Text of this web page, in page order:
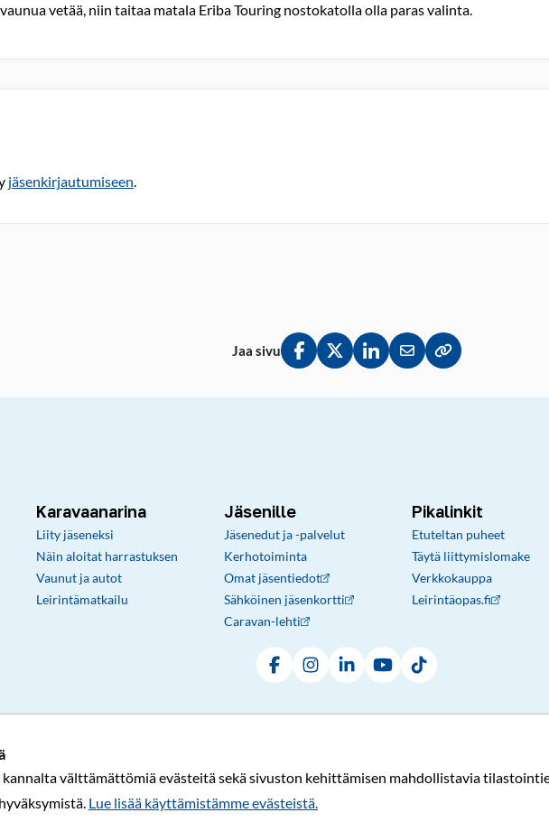
välttämättömiä evästeitä sekä sivuston kehittämisen mahdollistavia
Lue lisää käyttämistämme evästeistä.​​​​​​
vetää, niin taitaa matala Eriba Touring nostokatolla olla paras valinta.
jäsenkirjautumiseen.
Jaa sivu
Jaa Facebookissa
Jaa Twitterissä
Jaa LinkedInissä
Jaa sähköpostitse
Kopioi linkki
Karavaanarina
Liity jäseneksi
Näin aloitat harrastuksen
Vaunut ja autot
Leirintämatkailu
Jäsenille
Jäsenedut ja -palvelut
Kerhotoiminta
Omat jäsentiedot
Sähköinen jäsenkortti
Caravan-lehti
Pikalinkit
Etuteltan puheet
Täytä liittymislomake
Verkkokauppa
Leirintäopas.fi
FacebookInstagramLinkedInYouTubeTikTok
© Karavaanarit 2026